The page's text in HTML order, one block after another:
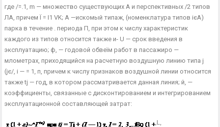
где /=.1, m — множество существующих А и перспективных /2 типов
ЛА, при­чем Ї = І1 VK; А —искомый типаж, (номенклатура типов ієА)
парка в течение . периода П, при этом к числу характеристик
каждого из типов относится также и- U — срок введения в
эксплуатацию; ф, — годовой обвеїм работ в пассажиро —
млометрах, приходящийся на расчетную воздушную линию типа j
(jє/, і — = 1, п, причем к числу признаков воздушной линии относится
также tj — год, в котором рассматривается данная линия; й, —
коэффициенты, связанные с дисконтированием и интегрированием
эксплуатационной составляющей затрат:
,L,